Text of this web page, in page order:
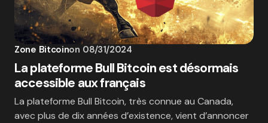
Zone Bitcoinon 08/31/2024
La plateforme Bull Bitcoin est désormais
accessible aux français
La plateforme Bull Bitcoin, très connue au Canada,
avec plus de dix années d’existence, vient d’annoncer